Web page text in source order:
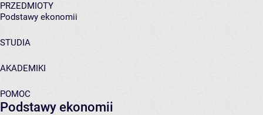
PRZEDMIOTY
Podstawy ekonomii
STUDIA
AKADEMIKI
POMOC
Podstawy ekonomii